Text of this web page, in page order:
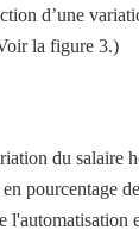
d’une
la figure 3.)